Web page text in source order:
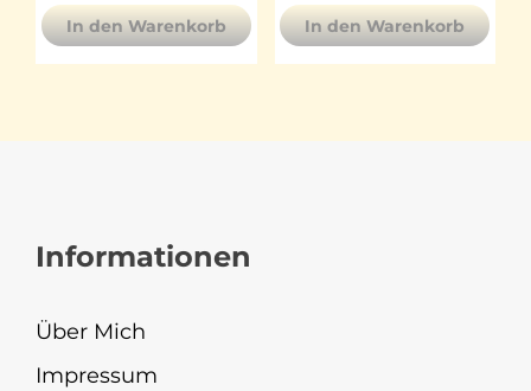
In den Warenkorb In den Warenkorb
Informationen
Über Mich
Impressum